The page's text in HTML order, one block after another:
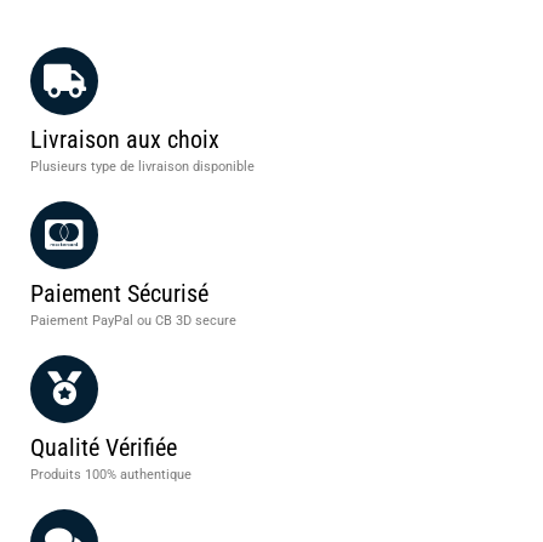
Livraison aux choix
Plusieurs type de livraison disponible
Paiement Sécurisé
Paiement PayPal ou CB 3D secure
Qualité Vérifiée
Produits 100% authentique